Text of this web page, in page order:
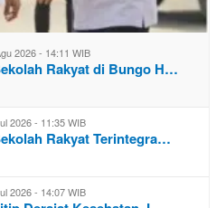
2026 - 14:11 WIB
Rakyat di Bungo H…
2026 - 11:35 WIB
Rakyat Terintegra…
2026 - 14:07 WIB